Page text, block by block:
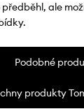
ale
Podobné
produkty